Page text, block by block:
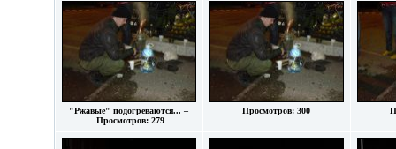
"Ржавые" подогреваются... –
Просмотров: 279
Просмотров: 300